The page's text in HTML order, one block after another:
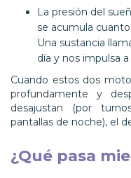
La presión del
se acumula
Una sustancia
día y nos impulsa
Cuando estos dos
profundamente y
desajustan (por
pantallas de noche), el
¿Qué pasa